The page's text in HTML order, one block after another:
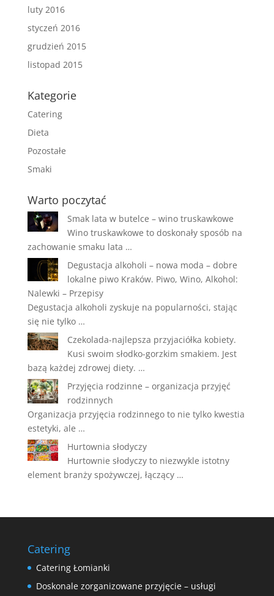
luty 2016
styczeń 2016
grudzień 2015
listopad 2015
Kategorie
Catering
Dieta
Pozostałe
Smaki
Warto poczytać
Smak lata w butelce – wino truskawkowe
Wino truskawkowe to doskonały sposób na
zachowanie smaku lata …
Degustacja alkoholi – nowa moda – dobre
lokalne piwo Kraków. Piwo, Wino, Alkohol:
Nalewki – Przepisy
Degustacja alkoholi zyskuje na popularności, stając
się nie tylko …
Czekolada-najlepsza przyjaciółka kobiety.
Kusi swoim słodko-gorzkim smakiem. Jest
bazą każdej zdrowej diety. …
Przyjęcia rodzinne – organizacja przyjęć
rodzinnych
Organizacja przyjęcia rodzinnego to nie tylko kwestia
estetyki, ale …
Hurtownia słodyczy
Hurtownie słodyczy to niezwykle istotny
element branży spożywczej, łączący …
Catering
Catering Łomianki
Doskonale zorganizowane przyjęcie – usługi